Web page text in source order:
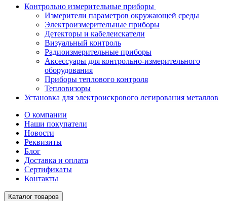
Контрольно измерительные приборы
Измерители параметров окружающей среды
Электроизмерительные приборы
Детекторы и кабелеискатели
Визуальный контроль
Радиоизмерительные приборы
Аксессуары для контрольно-измерительного
оборудования
Приборы теплового контроля
Тепловизоры
Установка для электроискрового легирования металлов
О компании
Наши покупатели
Новости
Реквизиты
Блог
Доставка и оплата
Сертификаты
Контакты
Каталог товаров